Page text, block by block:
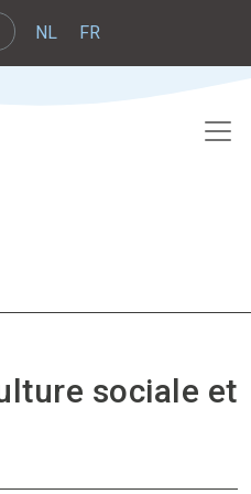
NL FR
sociale et